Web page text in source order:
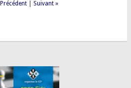
|Suivant »